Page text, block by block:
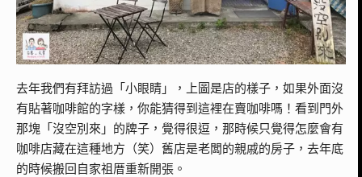
去年我們有拜訪過「小眼睛」，上圖是店的樣子，如果外面沒
有貼著咖啡館的字樣，你能猜得到這裡在賣咖啡嗎！看到門外
那塊「沒空別來」的牌子，覺得很逗，那時候只覺得怎麼會有
咖啡店藏在這種地方（笑）舊店是老闆的親戚的房子，去年底
的時候搬回自家祖厝重新開張。